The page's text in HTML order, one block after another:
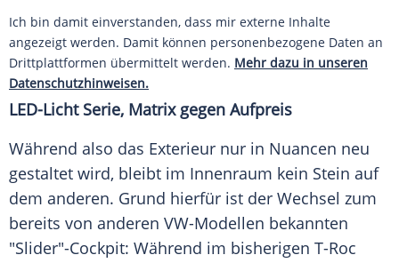
Ich bin damit einverstanden, dass mir externe Inhalte
angezeigt werden. Damit können personenbezogene Daten an
Drittplattformen übermittelt werden. Mehr dazu in unseren
Datenschutzhinweisen.
LED-Licht Serie, Matrixgegen Aufpreis
Während also das Exterieur nur in Nuancen neu
gestaltet wird, bleibt im Innenraum kein Stein auf
dem anderen. Grund hierfür ist der Wechsel zum
bereits von anderen VW-Modellen bekannten
"Slider"-Cockpit: Während im bisherigen T-Roc